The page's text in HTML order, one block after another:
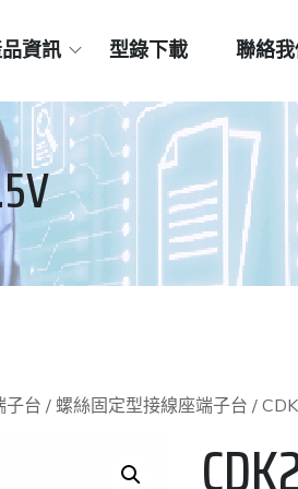
資訊 型錄下載 聯絡
子台 / 螺絲固定型接線座端子台 /